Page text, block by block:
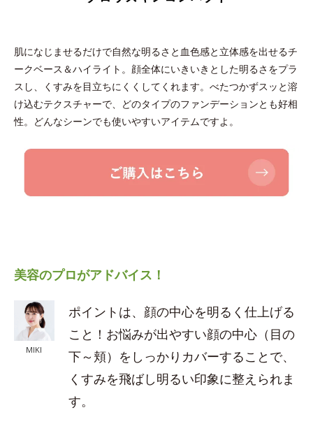
肌になじませるだけで自然な明るさと血色感と立体感を出せるチ
ークベース＆ハイライト。顔全体にいきいきとした明るさをプラ
スし、くすみを目立ちにくくしてくれます。べたつかずスッと溶
け込むテクスチャーで、どのタイプのファンデーションとも好相
性。どんなシーンでも使いやすいアイテムですよ。
美容のプロがアドバイス！
MIKI
ポイントは、顔の中心を明るく仕上げる
こと！お悩みが出やすい顔の中心（目の
下～頬）をしっかりカバーすることで、
くすみを飛ばし明るい印象に整えられま
す。